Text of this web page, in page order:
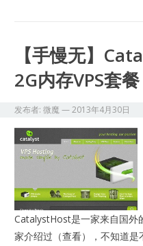
【手慢无】
2G内存VPS套餐
发布者:微魔—2013年4月30日
CatalystHost是一家来自国外
家介绍过（查看），不知道